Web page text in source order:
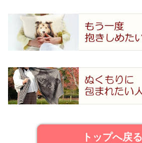
トップへ戻る